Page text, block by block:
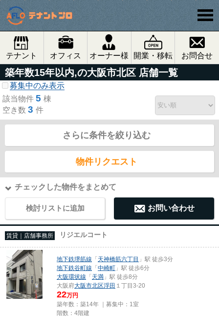
テナント オフィス オーナー様 開業・移転 お問合せ
築年数15年以内,の大阪市北区 店舗一覧
募集中のみ表示
該当物件 5 棟
空き数 3 件
さらに条件を絞り込む
物件リクエスト
チェックした物件をまとめて
検討リストに追加 お問い合わせ
賃貸｜店舗事務所 リジエルコート
地下鉄堺筋線 「天神橋筋六丁目 」駅 徒歩3分
地下鉄谷町線 「中崎町 」駅 徒歩6分
大阪環状線 「天満 」駅 徒歩8分
大阪府大阪市北区浮田 １丁目3-20
22万円
築年数：築14年 ｜募集中： 1室
階数：4階建